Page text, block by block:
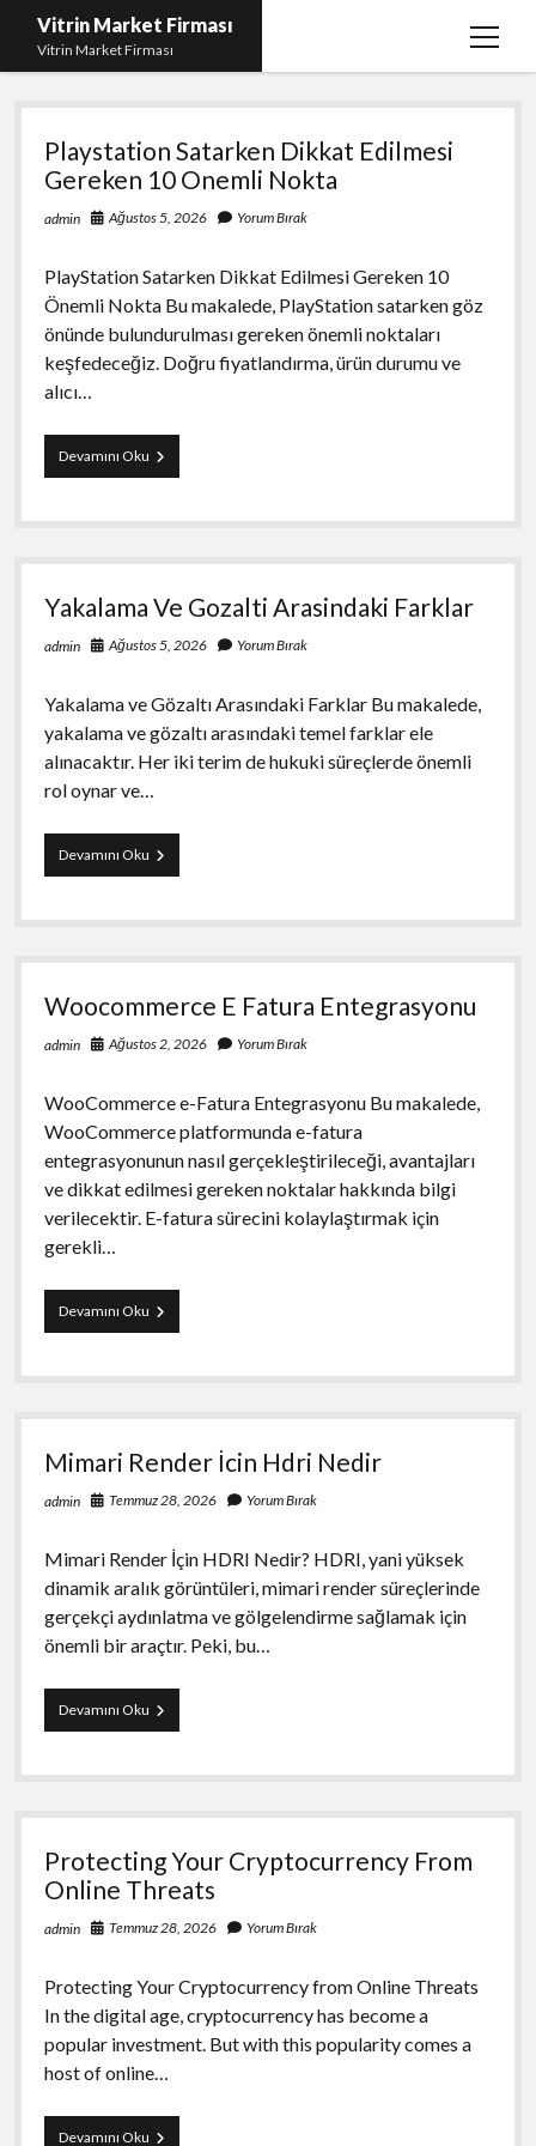
Vitrin Market Firması
Vitrin Market Firması
menüyü
En İyi Tumblr Takipçi Hilesi
iPhone için Instagram Gizli Hesap Görme
Retweet Atma Hilesi Bedava
Sayfa Listesi
Vitrin
Market
Firması
Playstation Satarken Dikkat Edilmesi
Gereken 10 Onemli Nokta
admin Ağustos 5, 2026 Yorum Bırak
PlayStation Satarken Dikkat Edilmesi Gereken 10
Önemli Nokta Bu makalede, PlayStation satarken göz
önünde bulundurulması gereken önemli noktaları
keşfedeceğiz. Doğru fiyatlandırma, ürün durumu ve
alıcı…
Devamını OkuPlaystation
Satarken
Edilmesi
10
Nokta
Yakalama Ve Gozalti Arasindaki Farklar
admin Ağustos 5, 2026 Yorum Bırak
Yakalama ve Gözaltı Arasındaki Farklar Bu makalede,
yakalama ve gözaltı arasındaki temel farklar ele
alınacaktır. Her iki terim de hukuki süreçlerde önemli
rol oynar ve…
Devamını OkuYakalama
Ve
Arasindaki
Woocommerce E Fatura Entegrasyonu
admin Ağustos 2, 2026 Yorum Bırak
WooCommerce e-Fatura Entegrasyonu Bu makalede,
WooCommerce platformunda e-fatura
entegrasyonunun nasıl gerçekleştirileceği, avantajları
ve dikkat edilmesi gereken noktalar hakkında bilgi
verilecektir. E-fatura sürecini kolaylaştırmak için
gerekli…
Devamını OkuWoocommerce
E
Entegrasyonu
Mimari Render İcin Hdri Nedir
admin Temmuz 28, 2026 Yorum Bırak
Mimari Render İçin HDRI Nedir? HDRI, yani yüksek
dinamik aralık görüntüleri, mimari render süreçlerinde
gerçekçi aydınlatma ve gölgelendirme sağlamak için
önemli bir araçtır. Peki, bu…
Devamını OkuMimari
Render
Hdri
Protecting Your Cryptocurrency From
Online Threats
admin Temmuz 28, 2026 Yorum Bırak
Protecting Your Cryptocurrency from Online Threats
In the digital age, cryptocurrency has become a
popular investment. But with this popularity comes a
host of online…
Devamını OkuProtecting